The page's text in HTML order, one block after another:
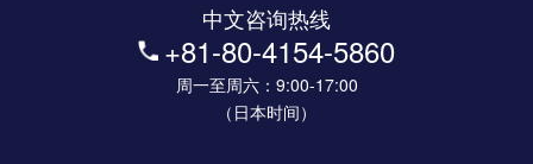
中文咨询热线
+81-80-4154-5860
周一至周六：9:00-17:00
（日本时间）